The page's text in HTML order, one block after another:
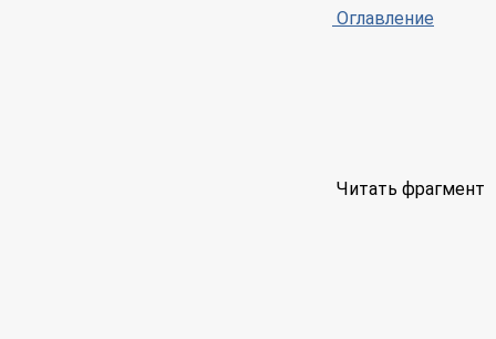
Оглавление
Читать фрагмент